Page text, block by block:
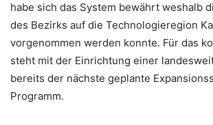
habe sich das System bewährt weshalb
des Bezirks auf die Technologieregion
vorgenommen werden konnte. Für das
steht mit der Einrichtung einer
bereits der nächste geplante
Programm.